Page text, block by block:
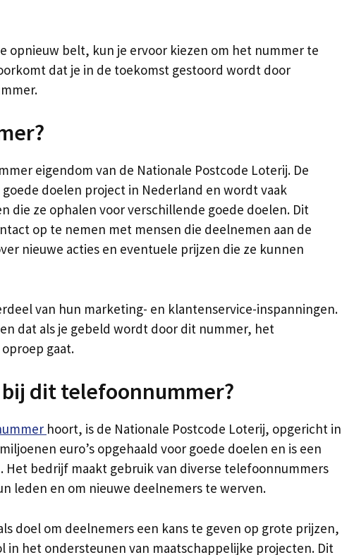
opnieuw belt, kun je ervoor kiezen om het nummer te
dat je in de toekomst gestoord wordt door
eigendom van de Nationale Postcode Loterij. De
doelen project in Nederland en wordt vaak
die ze ophalen voor verschillende goede doelen. Dit
op te nemen met mensen die deelnemen aan de
nieuwe acties en eventuele prijzen die ze kunnen
van hun marketing- en klantenservice-inspanningen.
dat als je gebeld wordt door dit nummer, het
gaat.
dit telefoonnummer?
hoort, is de Nationale Postcode Loterij, opgericht in
euro’s opgehaald voor goede doelen en is een
Het bedrijf maakt gebruik van diverse telefoonnummers
leden en om nieuwe deelnemers te werven.
doel om deelnemers een kans te geven op grote prijzen,
in het ondersteunen van maatschappelijke projecten. Dit